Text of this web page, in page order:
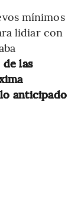
mínimos
lidiar con
las
anticipado